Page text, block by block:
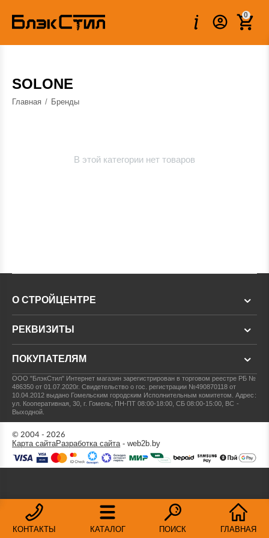
0
SOLONE
Главная / Бренды
В этой категории нет товаров
КОНТАКТЫ КАТАЛОГ ПОИСК ГЛАВНАЯ
О СТРОЙЦЕНТРЕ
РЕКВИЗИТЫ
ПОКУПАТЕЛЯМ
ООО "БлэкСтил" Интернет магазин зарегистрирован в торговом реестре РБ №
486350 от 01.07.2020г.Свидетельство о гос. регистрации №490870118 от
10.04.2012 выдано Гомельским городским Исполнительным комитетом.Адрес:
ул. Кооперативная, 30, г. Гомель; ПН-ПТ 08:00-18:00, СБ 08:00-15:00, ВС -
Выходной.
© 2004 - 2026
Карта сайтаРазработка сайта- web2b.by